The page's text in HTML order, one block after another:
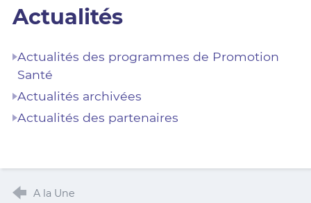
Actualités
Actualités des programmes de Promotion
Santé
Actualités archivées
Actualités des partenaires
A la Une